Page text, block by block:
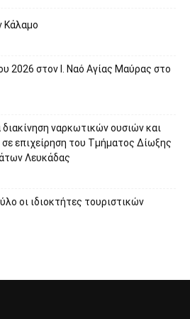
Κάλαμο
2026 στον Ι. Ναό Αγίας Μαύρας στο
ναρκωτικών ουσιών και
επιχείρηση του Τμήματος Δίωξης
Λευκάδας
οι ιδιοκτήτες τουριστικών